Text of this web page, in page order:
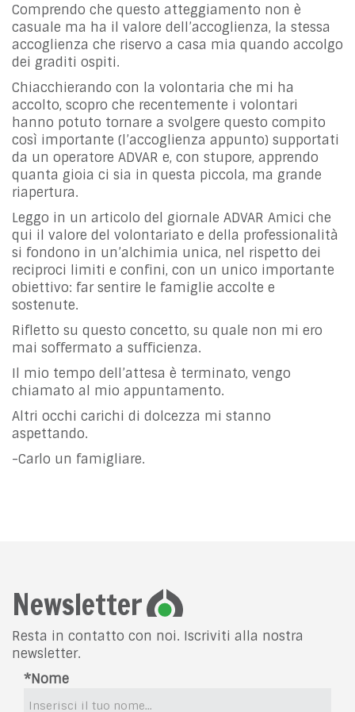
Comprendo che questo atteggiamento non è
casuale ma ha il valore dell’accoglienza, la stessa
accoglienza che riservo a casa mia quando accolgo
dei graditi ospiti.
Chiacchierando con la volontaria che mi ha
accolto, scopro che recentemente i volontari
hanno potuto tornare a svolgere questo compito
così importante (l’accoglienza appunto) supportati
da un operatore ADVAR e, con stupore, apprendo
quanta gioia ci sia in questa piccola, ma grande
riapertura.
Leggo in un articolo del giornale ADVAR Amici che
qui il valore del volontariato e della professionalità
si fondono in un’alchimia unica, nel rispetto dei
reciproci limiti e confini, con un unico importante
obiettivo: far sentire le famiglie accolte e
sostenute.
Rifletto su questo concetto, su quale non mi ero
mai soffermato a sufficienza.
Il mio tempo dell’attesa è terminato, vengo
chiamato al mio appuntamento.
Altri occhi carichi di dolcezza mi stanno
aspettando.
-Carlo un famigliare.
Newsletter
Resta in contatto con noi. Iscriviti alla nostra
newsletter.
*Nome